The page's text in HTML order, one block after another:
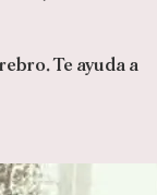
Te ayuda a